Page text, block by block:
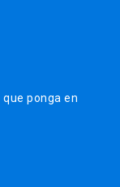
ponga en